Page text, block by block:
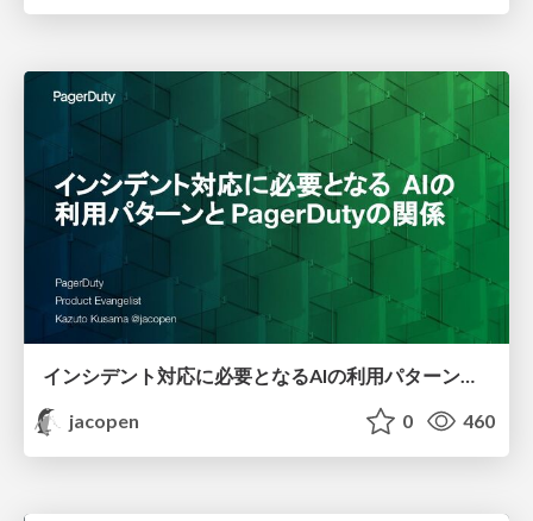
インシデント対応に必要となるAIの利用パターンとPagerDutyの関係
jacopen
0 460